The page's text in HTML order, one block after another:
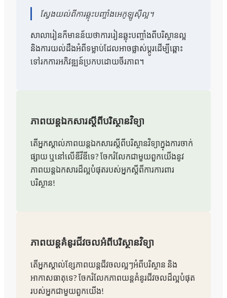
ស្វែងយល់ពីការឆ្លុះបញ្ចាំងអេកូឡូស៊ីល្អ។
សាលារៀនក៏មានន័យថាការរៀនឆ្លុះបញ្ចាំងពីបរិស្ថានល្អ
និងការយល់ដឹងអំពីទម្លាប់ដែលអាចផ្លាស់ប្តូរដើម្បីឆ្ពោះ
ទៅរកការអភិវឌ្ឍន៍ប្រកបដោយចីរភាព។
ភាពយន្តឯកសារស្តីពីបរិស្ថានវិទ្យា
តើអ្នកស្គាល់ភាពយន្តឯកសារស្តីពីបរិស្ថានវិទ្យាក្នុងការចាក់
ផ្សាយ ឬនៅលើឌីវីឌីទេ? ចែករំលែកជាមួយពួកយើងនូវ
ភាពយន្តឯកសារដ៏ល្អបំផុតរបស់អ្នកស្តីពីការការពារ
បរិស្ថាន!
ភាពយន្តគំនូរជីវចលអំពីបរិស្ថានវិទ្យា
តើអ្នកស្គាល់ខ្សែភាពយន្តជីវចលល្អៗអំពីបរិស្ថាន និង
អាកាសធាតុទេ? ចែករំលែកភាពយន្តគំនូរជីវចលដ៏ល្អបំផុត
របស់អ្នកជាមួយពួកយើង!